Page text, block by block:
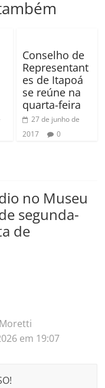
Conselho de
Representant
es de Itapoá
se reúne na
quarta-feira
27 de junho de
2017
0
no Museu
segunda-
de
em 19:07